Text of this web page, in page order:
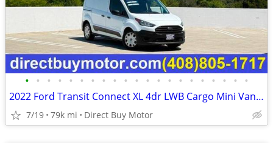
• • • • • • • • • • • • • • • • • • • • •
2022 Ford Transit Connect XL 4dr LWB Cargo Mini Van w/Rear Doors Carg
7/19 79k mi Direct Buy Motor